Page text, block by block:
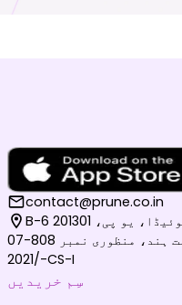
contact@prune.co.in
محکمہ ٹیلی کمیونیکیشن، حکومت ہند، منظوری نمبر 808-07
/2021-CS-I
سِم خریدیں